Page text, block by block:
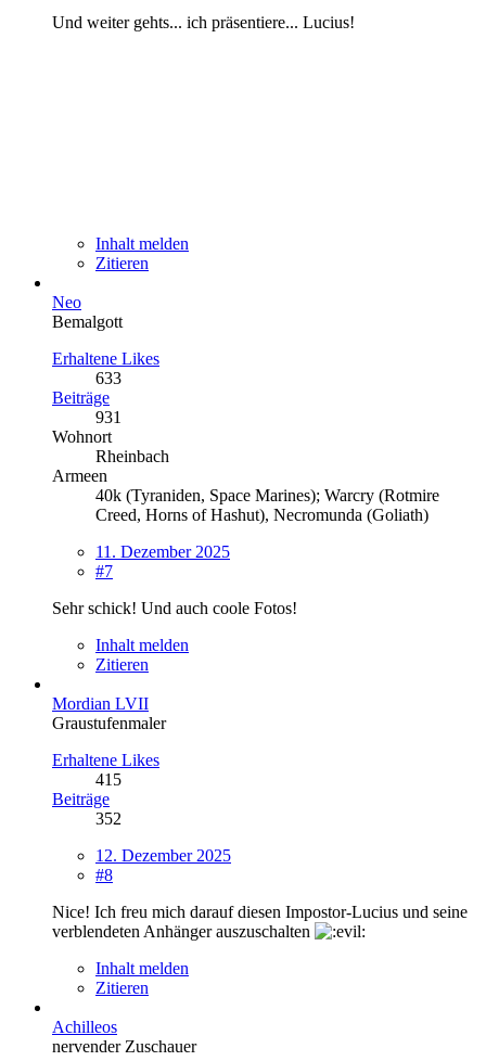
Und weiter gehts... ich präsentiere... Lucius!
Inhalt melden
Zitieren
Neo
Bemalgott
Erhaltene Likes
633
Beiträge
931
Wohnort
Rheinbach
Armeen
40k (Tyraniden, Space Marines); Warcry (Rotmire
Creed, Horns of Hashut), Necromunda (Goliath)
11. Dezember 2025
#7
Sehr schick! Und auch coole Fotos!
Inhalt melden
Zitieren
Mordian LVII
Graustufenmaler
Erhaltene Likes
415
Beiträge
352
12. Dezember 2025
#8
Nice! Ich freu mich darauf diesen Impostor-Lucius und seine
verblendeten Anhänger auszuschalten
Inhalt melden
Zitieren
Achilleos
nervender Zuschauer